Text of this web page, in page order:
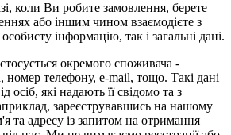
коли Ви робите замовлення, берете
або іншим чином взаємодієте з
інформацію, так і загальні дані.
окремого споживача -
номер телефону, e-mail, тощо. Такі дані
які надають її свідомо та з
зареєструвавшись на нашому
та адресу із запитом на отримання